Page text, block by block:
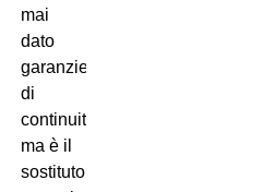
mai
dato
garanzie
di
continuità,
ma è il
sostituto